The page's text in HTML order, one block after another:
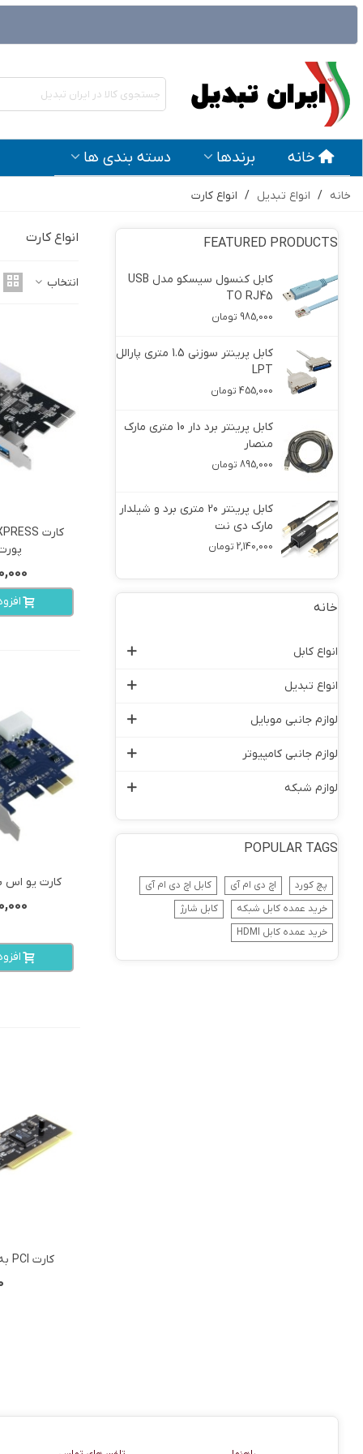
خانه برندها دسته بندی ها
خانه / انواع تبدیل / انواع کارت
FEATURED PRODUCTS
کابل کنسول سیسکو مدل USB
TO RJ45
985,000 تومان
کابل پرینتر سوزنی 1.5 متری پارالل
LPT
455,000 تومان
کابل پرینتر برد دار 10 متری مارک
منصار
895,000 تومان
کابل پرینتر 20 متری برد و شیلدار
مارک دی نت
2,140,000 تومان
کابل پرینتر 1.5 متری مارک
425,000 تومان
کابل وی
605,000 تومان
380,000 تومان
خانه
انواع کابل
انواع تبدیل
لوازم جانبی موبایل
لوازم جانبی کامپیوتر
لوازم شبکه
POPULAR TAGS
پچ کورد اچ دی ام آی
کابل اچ دی ام آی
خرید عمده کابل شبکه
کابل شارژ
خرید عمده کابل HDMI
انواع کارت
انتخاب
View more
View more
کارت یو اس بی 3 دو
View more
کارت PCI به 1394 ILINK وی نت
0